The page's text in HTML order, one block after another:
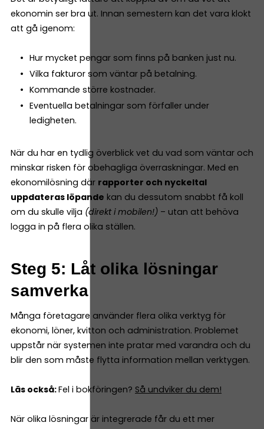
ekonomin ser bra ut. Innan semestern kan det vara klokt
att gå igenom:
Hur mycket pengar som finns på banken just nu.
Vilka fakturor som väntar på betalning.
Kommande större kostnader.
Eventuella betalningar som förfaller under
ledigheten.
När du har en tydlig överblick vet du vad som väntar och
minskar risken för obehagliga överraskningar. Med en
ekonomilösning där rapporter och nyckeltal
uppdateras löpande kan du dessutom snabbt få koll
om du skulle vilja (direkt i mobilen!) – utan att behöva
logga in på flera olika ställen.
Steg 5: Låt olika lösningar
samverka
Många företagare använder flera olika verktyg för
ekonomi, löner, kvitton och administration. Problemet
uppstår när systemen inte pratar med varandra och du
blir den som måste flytta information mellan verktygen.
Läs också:Fel i bokföringen? Så undviker du dem!
När olika lösningar är integrerade får du ett mer